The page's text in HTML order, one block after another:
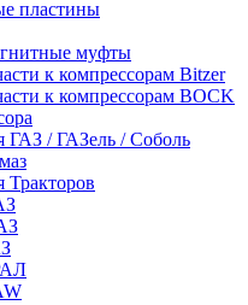
пластины
муфты
к компрессорам Bitzer
к компрессорам BOCK
/ ГАЗель / Соболь